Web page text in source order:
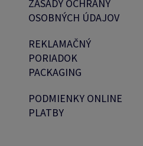
ZÁSADY OCHRANY
OSOBNÝCH ÚDAJOV
REKLAMAČNÝ
PORIADOK
PACKAGING
PODMIENKY ONLINE
PLATBY